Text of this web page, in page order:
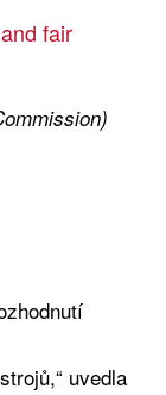
fair
uvedla